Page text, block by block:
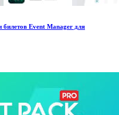
Event Manager для